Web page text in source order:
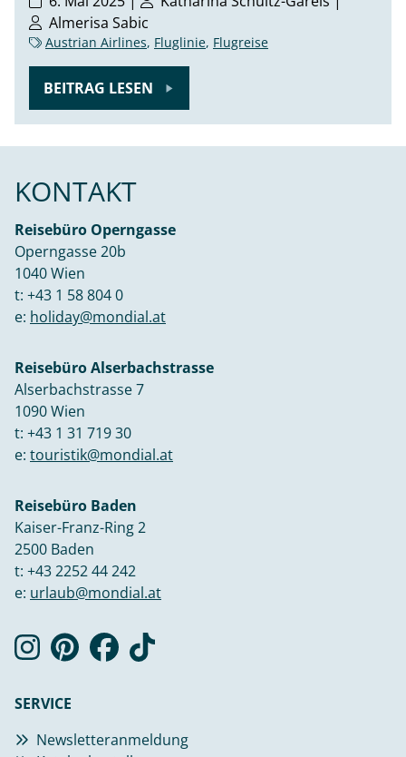
Almerisa Sabic
Austrian Airlines, Fluglinie, Flugreise
BEITRAG LESEN
KONTAKT
Reisebüro Operngasse
Operngasse 20b
1040 Wien
t: +43 1 58 804 0
e: holiday@mondial.at
Reisebüro Alserbachstrasse
Alserbachstrasse 7
1090 Wien
t: +43 1 31 719 30
e: touristik@mondial.at
Reisebüro Baden
Kaiser-Franz-Ring 2
2500 Baden
t: +43 2252 44 242
e: urlaub@mondial.at
SERVICE
Newsletteranmeldung